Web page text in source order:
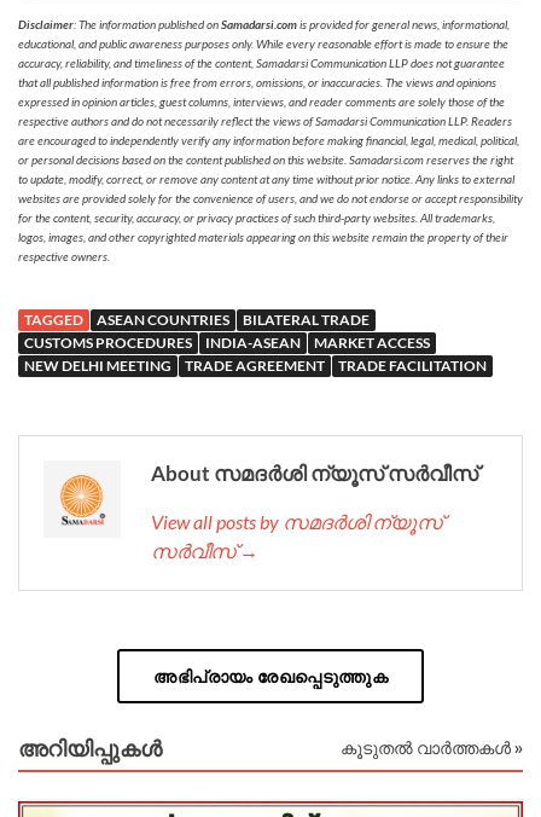
Disclaimer: The information published onSamadarsi.comis provided for general news, informational,
educational, and public awareness purposes only. While every reasonable effort is made to ensure the
accuracy, reliability, and timeliness of the content, Samadarsi Communication LLP does not guarantee
that all published information is free from errors, omissions, or inaccuracies. The views and opinions
expressed in opinion articles, guest columns, interviews, and reader comments are solely those of the
respective authors and do not necessarily reflect the views of Samadarsi Communication LLP. Readers
are encouraged to independently verify any information before making financial, legal, medical, political,
or personal decisions based on the content published on this website. Samadarsi.com reserves the right
to update, modify, correct, or remove any content at any time without prior notice. Any links to external
websites are provided solely for the convenience of users, and we do not endorse or accept responsibility
for the content, security, accuracy, or privacy practices of such third-party websites. All trademarks,
logos, images, and other copyrighted materials appearing on this website remain the property of their
respective owners.
TAGGED ASEAN COUNTRIES
BILATERAL TRADE
CUSTOMS PROCEDURES
INDIA-ASEAN
MARKET ACCESS
NEW DELHI MEETING
TRADE AGREEMENT TRADE FACILITATION
About സമദർശി ന്യൂസ് സർവീസ്
View all posts by സമദർശി ന്യൂസ്
സർവീസ് →
അഭിപ്രായം രേഖപ്പെടുത്തുക
അറിയിപ്പുകള്‍ കൂടുതൽ വാർത്തകൾ »